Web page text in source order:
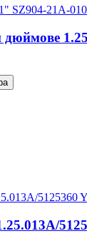
дюймове